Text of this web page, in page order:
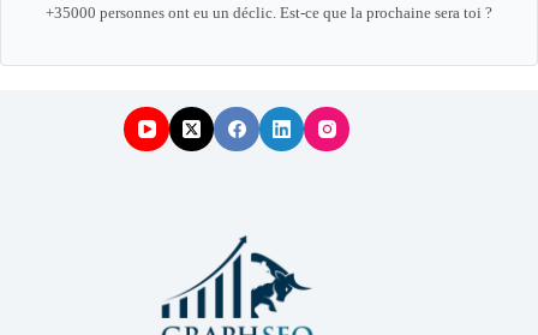
+35000 personnes ont eu un déclic. Est-ce que la prochaine sera toi ?